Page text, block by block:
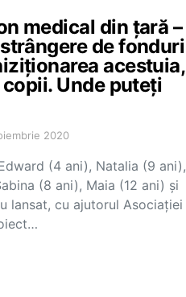
medical din țară –
de fonduri
acestuia,
Unde puteți
2020
(4 ani), Natalia (9 ani),
(8 ani), Maia (12 ani) şi
lansat, cu ajutorul Asociației